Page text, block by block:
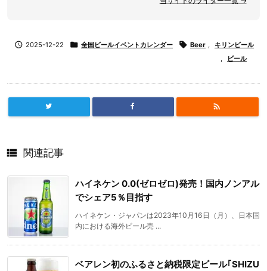
 2025-12-22  全国ビールイベントカレンダー  Beer ,
キリンビール
,
ビール

 関連記事
ハイネケン 0.0(ゼロゼロ)発売！国内ノンアル
でシェア5％目指す
ハイネケン・ジャパンは2023年10月16日（月）、日本国
内における海外ビール売 ...
ベアレン初のふるさと納税限定ビール｢SHIZU